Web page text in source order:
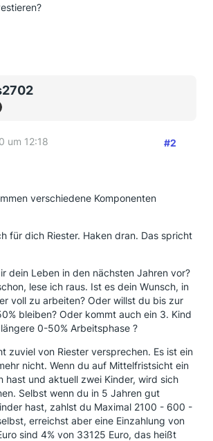
um 12:18 #2
verschiedene Komponenten
für dich Riester. Haken dran. Das spricht
dein Leben in den nächsten Jahren vor?
lese ich raus. Ist es dein Wunsch, in
voll zu arbeiten? Oder willst du bis zur
bleiben? Oder kommt auch ein 3. Kind
0-50% Arbeitsphase ?
zuviel von Riester versprechen. Es ist ein
nicht. Wenn du auf Mittelfristsicht ein
hast und aktuell zwei Kinder, wird sich
Selbst wenn du in 5 Jahren gut
hast, zahlst du Maximal 2100 - 600 -
erreichst aber eine Einzahlung von
sind 4% von 33125 Euro, das heißt